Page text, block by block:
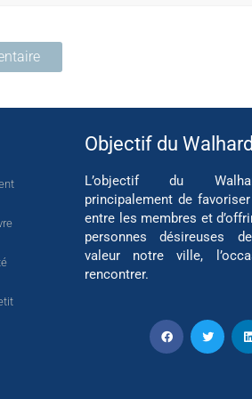
Objectif du
L’objectif du
principalement de
entre les membres et
personnes désireuses
valeur notre ville,
rencontrer.